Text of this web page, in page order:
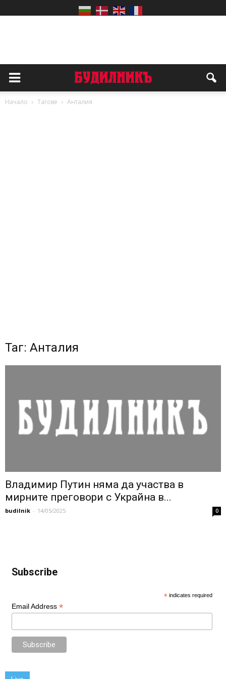
Начало Тагове Анталия
Таг: Анталия
Владимир Путин няма да участва в
мирните преговори с Украйна в...
budilnik - 14/05/2025 0
Subscribe
* indicates required
Email Address *